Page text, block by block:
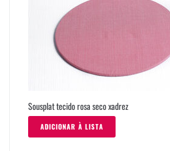
Sousplat tecido rosa seco xadrez
ADICIONAR À LISTA